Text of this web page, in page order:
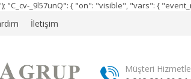
"C_cv-_9l57unQ": { "on": "visible", "vars": {
İletişim
Müşteri